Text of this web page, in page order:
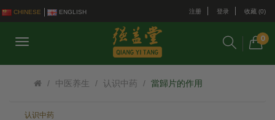
CHINESE ENGLISH 注册 登录 收藏 (0)
0
中医养生 认识中药 當歸片的作用
认识中药